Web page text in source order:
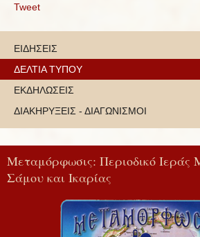
Tweet
ΕΙΔΗΣΕΙΣ
ΔΕΛΤΙΑ ΤΥΠΟΥ
ΕΚΔΗΛΩΣΕΙΣ
ΔΙΑΚΗΡΥΞΕΙΣ - ΔΙΑΓΩΝΙΣΜΟΙ
Μεταμόρφωσις: Περιοδικό Ιεράς
Σάμου και Ικαρίας